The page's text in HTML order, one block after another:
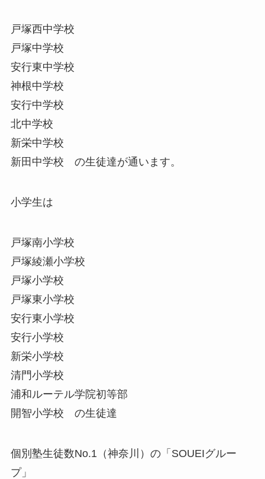
戸塚西中学校
戸塚中学校
安行東中学校
神根中学校
安行中学校
北中学校
新栄中学校
新田中学校 の生徒達が通います。
小学生は
戸塚南小学校
戸塚綾瀬小学校
戸塚小学校
戸塚東小学校
安行東小学校
安行小学校
新栄小学校
清門小学校
浦和ルーテル学院初等部
開智小学校 の生徒達
個別塾生徒数No.1（神奈川）の「SOUEIグルー
プ」